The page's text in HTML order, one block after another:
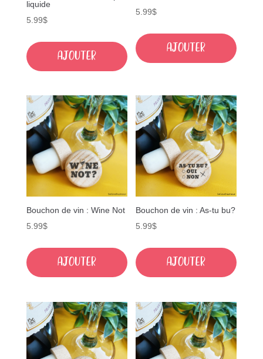
liquide
5.99$
Ajouter
5.99$
Ajouter
Bouchon de vin : Wine Not
5.99$
Ajouter
Bouchon de vin : As-tu bu?
5.99$
Ajouter